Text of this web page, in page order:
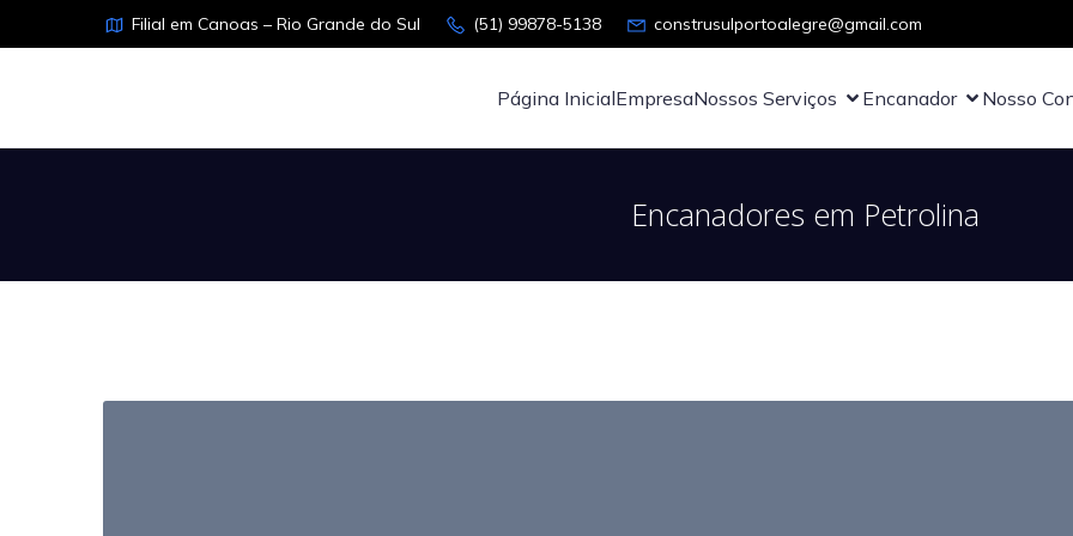
Filial em Canoas – Rio Grande do Sul (51) 99878-5138 construsulportoalegre@gmail.com
Página InicialEmpresaNossos Serviços Encanador Nosso
Encanadores em Petrolina